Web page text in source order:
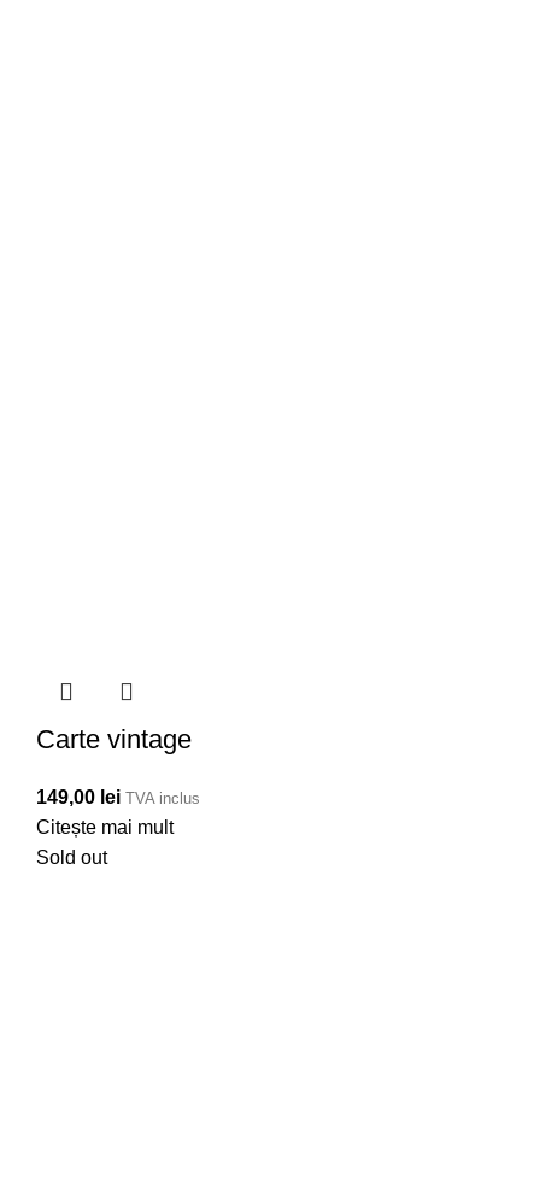
Carte vintage
149,00 lei TVA inclus
Citește mai mult
Sold out